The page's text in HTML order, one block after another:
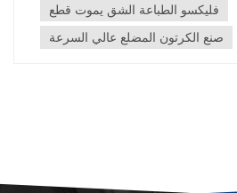
فليكسو الطباعة الشق يموت قطع
صنع الكرتون المضلع عالي السرعة